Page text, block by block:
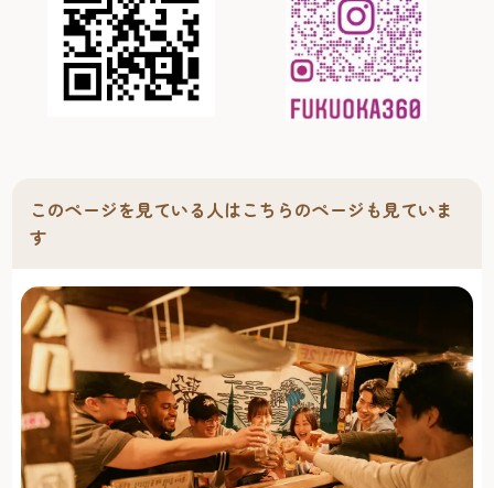
このページを見ている人はこちらのページも見ていま
す